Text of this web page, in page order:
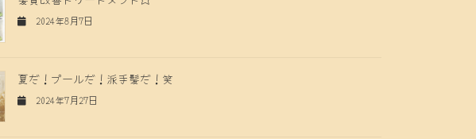
2024年8月7日
夏だ！プールだ！派手髪だ！笑
2024年7月27日